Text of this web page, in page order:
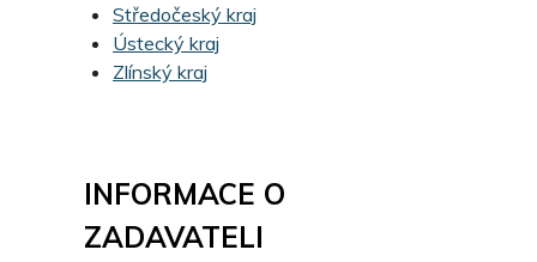
Středočeský kraj
Ústecký kraj
Zlínský kraj
INFORMACE O
ZADAVATELI